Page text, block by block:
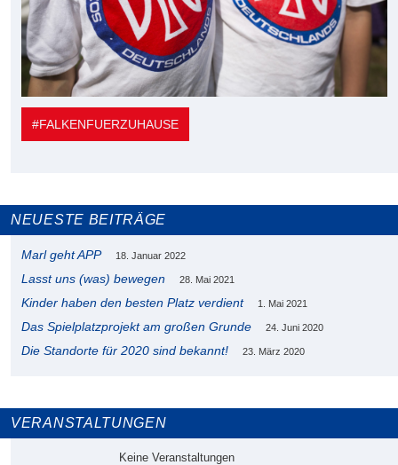
#FALKENFUERZUHAUSE
NEUESTE BEITRÄGE
Marl geht APP 18. Januar 2022
Lasst uns (was) bewegen 28. Mai 2021
Kinder haben den besten Platz verdient 1. Mai 2021
Das Spielplatzprojekt am großen Grunde 24. Juni 2020
Die Standorte für 2020 sind bekannt! 23. März 2020
VERANSTALTUNGEN
Keine Veranstaltungen